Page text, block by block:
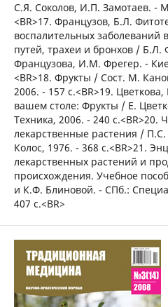
C.Я. Соколов, И.П. Замотаев. -
<BR>17. Французов, Б.Л.
воспалительных заболеваний
путей, трахеи и бронхов / Б.Л.
Французова, И.М. Фрегер. -
<BR>18. Фрукты / Сост. М.
2006. - 157 с.<BR>19.
вашем столе: Фрукты / Е.
Техника, 2006. - 240
лекарственные растения /
Колос, 1976. - 368 с.<BR>21.
лекарственных растений и
происхождения. Учебное
и К.Ф. Блиновой. - СПб.:
407 с.<BR>